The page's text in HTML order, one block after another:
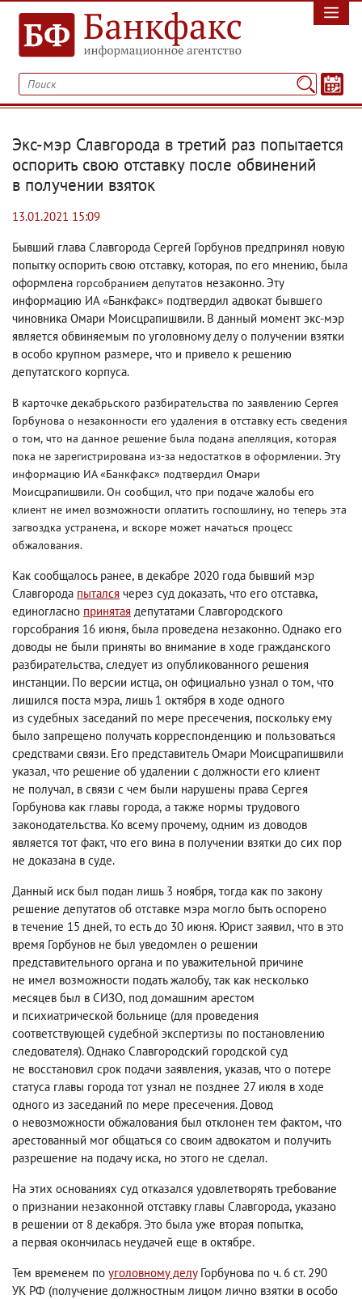
Экс-мэр Славгорода в третий раз попытается
оспорить свою отставку после обвинений
в получении взяток
13.01.2021 15:09
Бывший глава Славгорода Сергей Горбунов предпринял новую
попытку оспорить свою отставку, которая, по его мнению, была
оформлена горсобранием депутатов незаконно. Эту
информацию ИА «Банкфакс» подтвердил адвокат бывшего
чиновника Омари Моисцрапишвили. В данный момент экс-мэр
является обвиняемым по уголовному делу о получении взятки
в особо крупном размере, что и привело к решению
депутатского корпуса.
В карточке декабрьского разбирательства по заявлению Сергея
Горбунова о незаконности его удаления в отставку есть сведения
о том, что на данное решение была подана апелляция, которая
пока не зарегистрирована из-за недостатков в оформлении. Эту
информацию ИА «Банкфакс» подтвердил Омари
Моисцрапишвили. Он сообщил, что при подаче жалобы его
клиент не имел возможности оплатить госпошлину, но теперь эта
загвоздка устранена, и вскоре может начаться процесс
обжалования.
Как сообщалось ранее, в декабре 2020 года бывший мэр
Славгорода пытался через суд доказать, что его отставка,
единогласно принятая депутатами Славгородского
горсобрания 16 июня, была проведена незаконно. Однако его
доводы не были приняты во внимание в ходе гражданского
разбирательства, следует из опубликованного решения
инстанции. По версии истца, он официально узнал о том, что
лишился поста мэра, лишь 1 октября в ходе одного
из судебных заседаний по мере пресечения, поскольку ему
было запрещено получать корреспонденцию и пользоваться
средствами связи. Его представитель Омари Моисцрапишвили
указал, что решение об удалении с должности его клиент
не получал, в связи с чем были нарушены права Сергея
Горбунова как главы города, а также нормы трудового
законодательства. Ко всему прочему, одним из доводов
является тот факт, что его вина в получении взятки до сих пор
не доказана в суде.
Данный иск был подан лишь 3 ноября, тогда как по закону
решение депутатов об отставке мэра могло быть оспорено
в течение 15 дней, то есть до 30 июня. Юрист заявил, что в это
время Горбунов не был уведомлен о решении
представительного органа и по уважительной причине
не имел возможности подать жалобу, так как несколько
месяцев был в СИЗО, под домашним арестом
и психиатрической больнице (для проведения
соответствующей судебной экспертизы по постановлению
следователя). Однако Славгородский городской суд
не восстановил срок подачи заявления, указав, что о потере
статуса главы города тот узнал не позднее 27 июля в ходе
одного из заседаний по мере пресечения. Довод
о невозможности обжалования был отклонен тем фактом, что
арестованный мог общаться со своим адвокатом и получить
разрешение на подачу иска, но этого не сделал.
На этих основаниях суд отказался удовлетворять требование
о признании незаконной отставку главы Славгорода, указано
в решении от 8 декабря. Это была уже вторая попытка,
а первая окончилась неудачей еще в октябре.
Тем временем по уголовному делуГорбунова по ч. 6 ст. 290
УК РФ (получение должностным лицом лично взятки в особо